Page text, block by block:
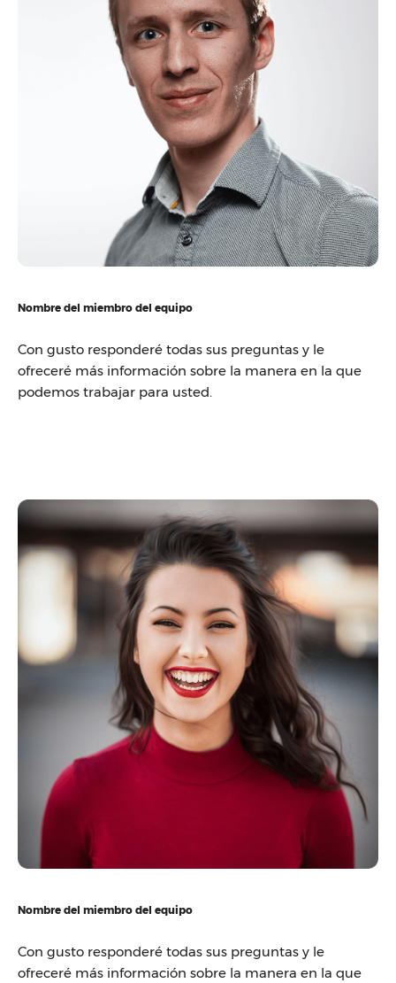
Nombre del miembro del equipo
Con gusto responderé todas sus preguntas y le
ofreceré más información sobre la manera en la que
podemos trabajar para usted.
Nombre del miembro del equipo
Con gusto responderé todas sus preguntas y le
ofreceré más información sobre la manera en la que